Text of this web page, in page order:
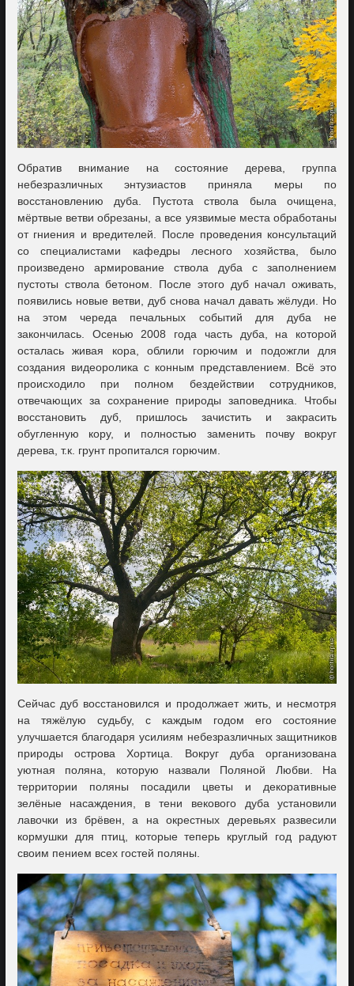
Обратив внимание на состояние дерева, группа
небезразличных энтузиастов приняла меры по
восстановлению дуба. Пустота ствола была очищена,
мёртвые ветви обрезаны, а все уязвимые места обработаны
от гниения и вредителей. После проведения консультаций
со специалистами кафедры лесного хозяйства, было
произведено армирование ствола дуба с заполнением
пустоты ствола бетоном. После этого дуб начал оживать,
появились новые ветви, дуб снова начал давать жёлуди. Но
на этом череда печальных событий для дуба не
закончилась. Осенью 2008 года часть дуба, на которой
осталась живая кора, облили горючим и подожгли для
создания видеоролика с конным представлением. Всё это
происходило при полном бездействии сотрудников,
отвечающих за сохранение природы заповедника. Чтобы
восстановить дуб, пришлось зачистить и закрасить
обугленную кору, и полностью заменить почву вокруг
дерева, т.к. грунт пропитался горючим.
Сейчас дуб восстановился и продолжает жить, и несмотря
на тяжёлую судьбу, с каждым годом его состояние
улучшается благодаря усилиям небезразличных защитников
природы острова Хортица. Вокруг дуба организована
уютная поляна, которую назвали Поляной Любви. На
территории поляны посадили цветы и декоративные
зелёные насаждения, в тени векового дуба установили
лавочки из брёвен, а на окрестных деревьях развесили
кормушки для птиц, которые теперь круглый год радуют
своим пением всех гостей поляны.